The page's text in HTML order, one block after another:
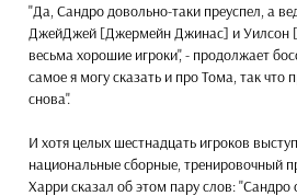
"Да, Сандро довольно-таки преуспел, а
ДжейДжей [Джермейн Джинас] и Уилсон
весьма хорошие игроки", - продолжает
самое я могу сказать и про Тома, так что
снова".
И хотя целых шестнадцать игроков
национальные сборные, тренировочный
Харри сказал об этом пару слов: "Сандро